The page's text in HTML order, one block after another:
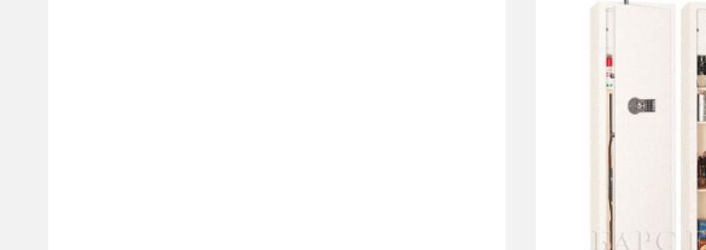
Производитель: